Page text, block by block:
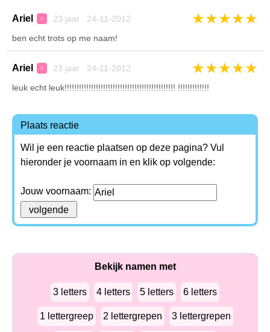
Ariel ♀ 23 jaar 24-11-2012 ★★★★★
ben echt trots op me naam!
Ariel ♀ 23 jaar 24-11-2012 ★★★★★
leuk echt leuk!!!!!!!!!!!!!!!!!!!!!!!!!!!!!!!!!!!!!!!!!!!!!! !!!!!!!!!!!!!
Plaats reactie
Wil je een reactie plaatsen op deze pagina? Vul
hieronder je voornaam in en klik op volgende:
Jouw voornaam:
Bekijk namen met
3 letters 4 letters 5 letters 6 letters
1 lettergreep 2 lettergrepen 3 lettergrepen